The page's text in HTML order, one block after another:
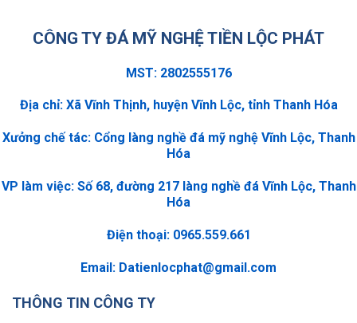
CÔNG TY ĐÁ MỸ NGHỆ TIỀN LỘC PHÁT
MST: 2802555176
Địa chỉ: Xã Vĩnh Thịnh, huyện Vĩnh Lộc, tỉnh Thanh Hóa
Xưởng chế tác: Cổng làng nghề đá mỹ nghệ Vĩnh Lộc, Thanh
Hóa
VP làm việc: Số 68, đường 217 làng nghề đá Vĩnh Lộc, Thanh
Hóa
Điện thoại: 0965.559.661
Email: Datienlocphat@gmail.com
THÔNG TIN CÔNG TY